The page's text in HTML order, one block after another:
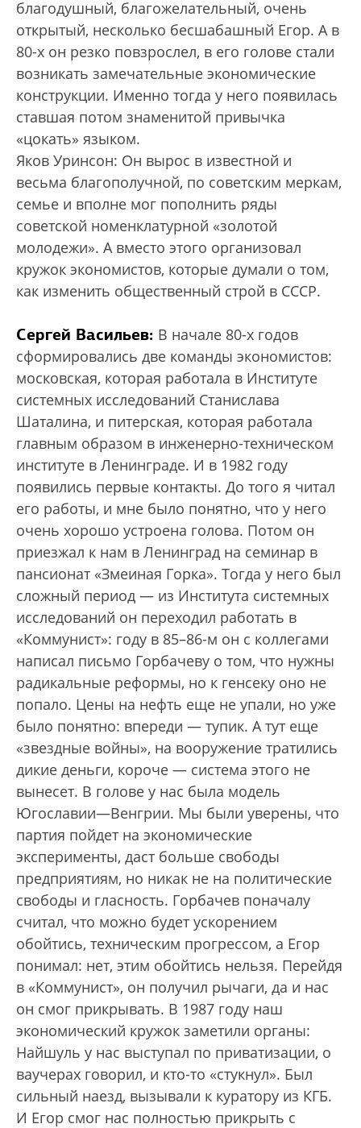
благодушный, благожелательный, очень
открытый, несколько бесшабашный Егор. А в
80-х он резко повзрослел, в его голове стали
возникать замечательные экономические
конструкции. Именно тогда у него появилась
ставшая потом знаменитой привычка
«цокать» языком.
Яков Уринсон: Он вырос в известной и
весьма благополучной, по советским меркам,
семье и вполне мог пополнить ряды
советской номенклатурной «золотой
молодежи». А вместо этого организовал
кружок экономистов, которые думали о том,
как изменить общест­венный строй в СССР.
Сергей Васильев: В начале 80-х годов
сформировались две команды экономистов:
московская, которая работала в Институте
системных исследований Станислава
Шаталина, и питерская, которая работала
главным образом в инженерно-техническом
институте в Ленинграде. И в 1982 году
появились первые контакты. До того я читал
его работы, и мне было понятно, что у него
очень хорошо устроена голова. Потом он
приезжал к нам в Ленинград на семинар в
пансионат «Змеиная Горка». Тогда у него был
сложный период — из Института системных
исследований он переходил работать в
«Коммунист»: году в 85–86-м он с коллегами
написал письмо Горбачеву о том, что нужны
радикальные реформы, но к генсеку оно не
попало. Цены на нефть еще не упали, но уже
было понятно: впереди — тупик. А тут еще
«звездные войны», на вооружение тратились
дикие деньги, короче — система этого не
вынесет. В голове у нас была модель
Югославии—Венгрии. Мы были уверены, что
партия пойдет на экономические
эксперименты, даст больше свободы
предприятиям, но никак не на политические
свободы и гласность. Горбачев поначалу
считал, что можно будет ускорением
обойтись, техническим прогрессом, а Егор
понимал: нет, этим обойтись нельзя. Перейдя
в «Коммунист», он получил рычаги, да и нас
он смог прикрывать. В 1987 году наш
экономический кружок заметили органы:
Найшуль у нас выступал по приватизации, о
ваучерах говорил, и кто-то «стукнул». Был
сильный наезд, вызывали к куратору из КГБ.
И Егор смог нас полностью прикрыть с